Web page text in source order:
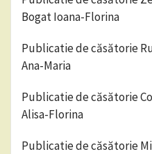
Bogat Ioana-Florina
Publicatie de căsătorie
Ana-Maria
Publicatie de căsătorie
Alisa-Florina
Publicatie de căsătorie